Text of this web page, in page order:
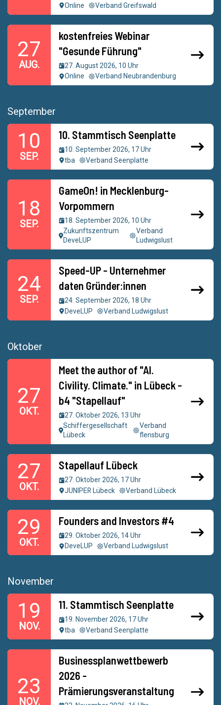
Online
Verband Greifswald
27
AUG.
kostenfreies Webinar
"Gesunde Führung"
27. August 2026, 10 Uhr
Online
Verband Neubrandenburg
September
10
SEP.
10. Stammtisch Seenplatte
10. September 2026, 17 Uhr
tba
Verband Seenplatte
18
SEP.
GameOn! in Mecklenburg-
Vorpommern
18. September 2026, 10 Uhr
Zukunftszentrum
DeveLUP
Verband
Ludwigslust
24
SEP.
Speed-UP - Unternehmer
daten Gründer:innen
24. September 2026, 18 Uhr
DeveLUP
Verband Ludwigslust
Oktober
27
OKT.
Meet the author of "AI.
Civility. Climate." in Lübeck -
b4 "Stapellauf"
27. Oktober 2026, 13 Uhr
Schiffergesellschaft
Lübeck
Verband
flensburg
27
OKT.
Stapellauf Lübeck
27. Oktober 2026, 17 Uhr
JUNIPER Lübeck
Verband Lübeck
29
OKT.
Founders and Investors #4
29. Oktober 2026, 14 Uhr
DeveLUP
Verband Ludwigslust
November
19
NOV.
11. Stammtisch Seenplatte
19. November 2026, 17 Uhr
tba
Verband Seenplatte
23
NOV.
Businessplanwettbewerb
2026 -
Prämierungsveranstaltung